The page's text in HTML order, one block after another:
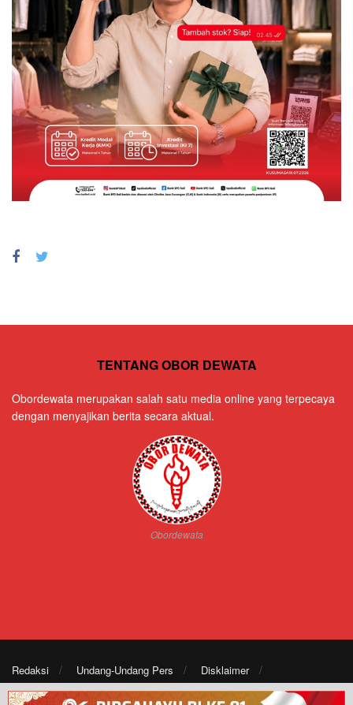
TENTANG OBOR DEWATA
Obordewata merupakan salah satu media online yang terpecaya
dengan menyajikan berita secara aktual.
Obordewata
Redaksi Undang-Undang Pers
Disklaimer
Kode Etik Jurnalistik
Pedoman Media Siber